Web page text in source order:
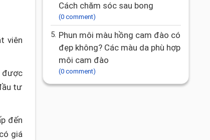
viên
được
tư
đến
giá
Cách chăm sóc sau bong
(0 comment)
5. Phun môi màu hồng cam đào có
đẹp không? Các màu da phù hợp
môi cam đào
(0 comment)